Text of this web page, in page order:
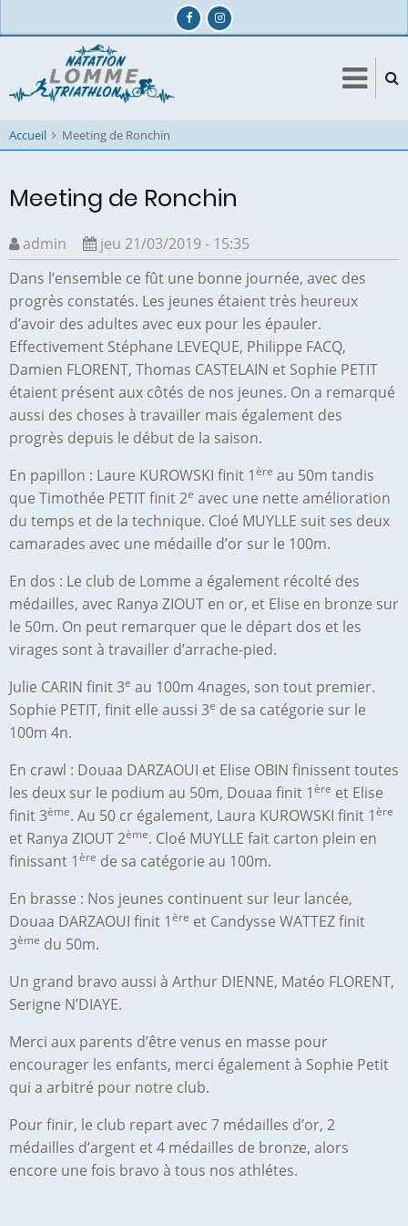
au
principal
Accueil Meeting de Ronchin
Meeting de Ronchin
admin
jeu 21/03/2019 - 15:35
Dans l’ensemble ce fût une bonne journée, avec des
progrès constatés. Les jeunes étaient très heureux
d’avoir des adultes avec eux pour les épauler.
Effectivement Stéphane LEVEQUE, Philippe FACQ,
Damien FLORENT, Thomas CASTELAIN et Sophie PETIT
étaient présent aux côtés de nos jeunes. On a remarqué
aussi des choses à travailler mais également des
progrès depuis le début de la saison.
En papillon : Laure KUROWSKI finit 1ère au 50m tandis
que Timothée PETIT finit 2e avec une nette amélioration
du temps et de la technique. Cloé MUYLLE suit ses deux
camarades avec une médaille d’or sur le 100m.
En dos : Le club de Lomme a également récolté des
médailles, avec Ranya ZIOUT en or, et Elise en bronze sur
le 50m. On peut remarquer que le départ dos et les
virages sont à travailler d’arrache-pied.
Julie CARIN finit 3e au 100m 4nages, son tout premier.
Sophie PETIT, finit elle aussi 3e de sa catégorie sur le
100m 4n.
En crawl : Douaa DARZAOUI et Elise OBIN finissent toutes
les deux sur le podium au 50m, Douaa finit 1ère et Elise
finit 3ème. Au 50 cr également, Laura KUROWSKI finit 1ère
et Ranya ZIOUT 2ème. Cloé MUYLLE fait carton plein en
finissant 1ère de sa catégorie au 100m.
En brasse : Nos jeunes continuent sur leur lancée,
Douaa DARZAOUI finit 1ère et Candysse WATTEZ finit
3ème du 50m.
Un grand bravo aussi à Arthur DIENNE, Matéo FLORENT,
Serigne N’DIAYE.
Merci aux parents d’être venus en masse pour
encourager les enfants, merci également à Sophie Petit
qui a arbitré pour notre club.
Pour finir, le club repart avec 7 médailles d’or, 2
médailles d’argent et 4 médailles de bronze, alors
encore une fois bravo à tous nos athlétes.